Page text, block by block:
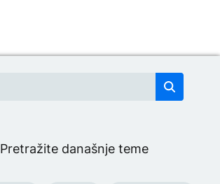
Pretražite današnje teme